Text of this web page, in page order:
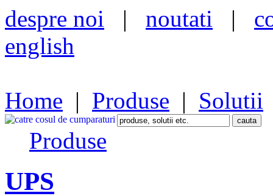
despre noi | noutati |
english
Home | Produse | Solutii
Produse
UPS